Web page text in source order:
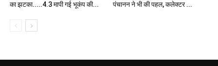
का झटका.....4.3 मापी गई भूकंप की...
पंचानन ने भी की पहल, कलेक्टर ...